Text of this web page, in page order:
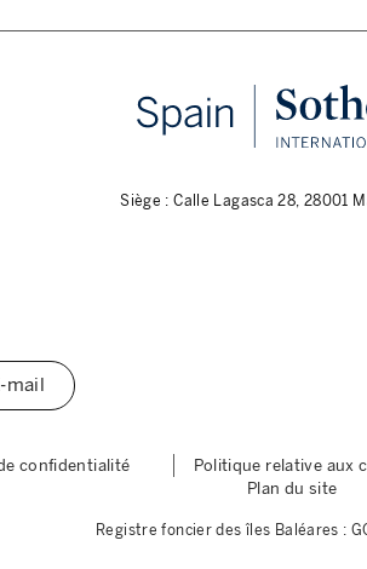
Siège : Calle Lagasca 28, 28001
mail
confidentialité Politique relative aux
Plan du site
Registre foncier des îles Baléares :